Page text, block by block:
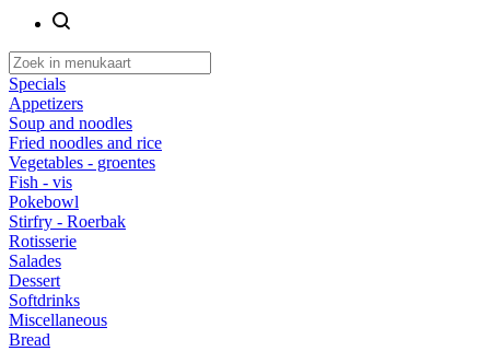
Specials
Appetizers
Soup and noodles
Fried noodles and rice
Vegetables - groentes
Fish - vis
Pokebowl
Stirfry - Roerbak
Rotisserie
Salades
Dessert
Softdrinks
Miscellaneous
Bread